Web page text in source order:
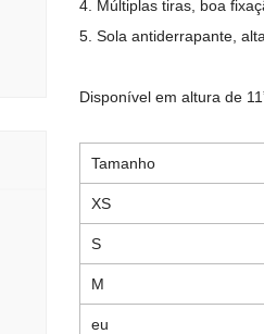
4. Múltiplas tiras, boa
5. Sola antiderrapante,
Disponível em altura de
Tamanho
XS
S
M
eu